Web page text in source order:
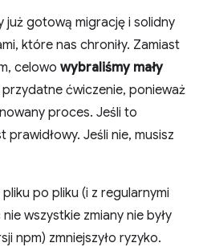
już gotową migrację i solidny
które nas chroniły. Zamiast
celowo wybraliśmy mały
przydatne ćwiczenie, ponieważ
proces. Jeśli to
prawidłowy. Jeśli nie, musisz
po pliku (i z regularnymi
wszystkie zmiany nie były
npm) zmniejszyło ryzyko.